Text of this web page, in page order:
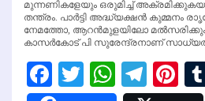
മുന്നണികളേയും ഒരുമിച്ച്
തന്ത്രം. പാര്‍ട്ടി അദ്ധ്യക്ഷന്‍ കുമ്മനം
നേമത്തോ, ആറന്‍മുളയിലോ
കാസര്‍കോട് പി സുരേന്ദ്രനാണ്
Facebook
Twitter